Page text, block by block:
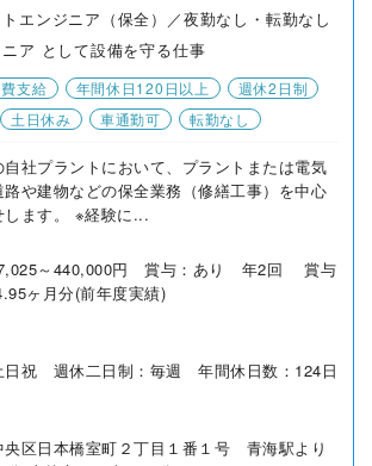
トエンジニア（保全）／夜勤なし・転勤なし
ア として設備を守る仕事
支給 年間休日120日以上
週休2日制
土日休み 車通勤可 転勤なし
社プラントにおいて、プラントまたは電気
や建物などの保全業務（修繕工事）を中心
します。 ※経験に...
～440,000円 賞与：あり 年2回 賞与
ヶ月分(前年度実績)
日祝 週休二日制：毎週 年間休日数：124日
央区日本橋室町２丁目１番１号 青海駅より